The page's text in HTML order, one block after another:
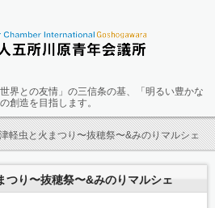
界との友情」の三信条の基、「明るい豊かな
創造を目指します。
軽虫と火まつり〜抜穂祭〜&みのりマルシェ
つり〜抜穂祭〜&みのりマルシェ